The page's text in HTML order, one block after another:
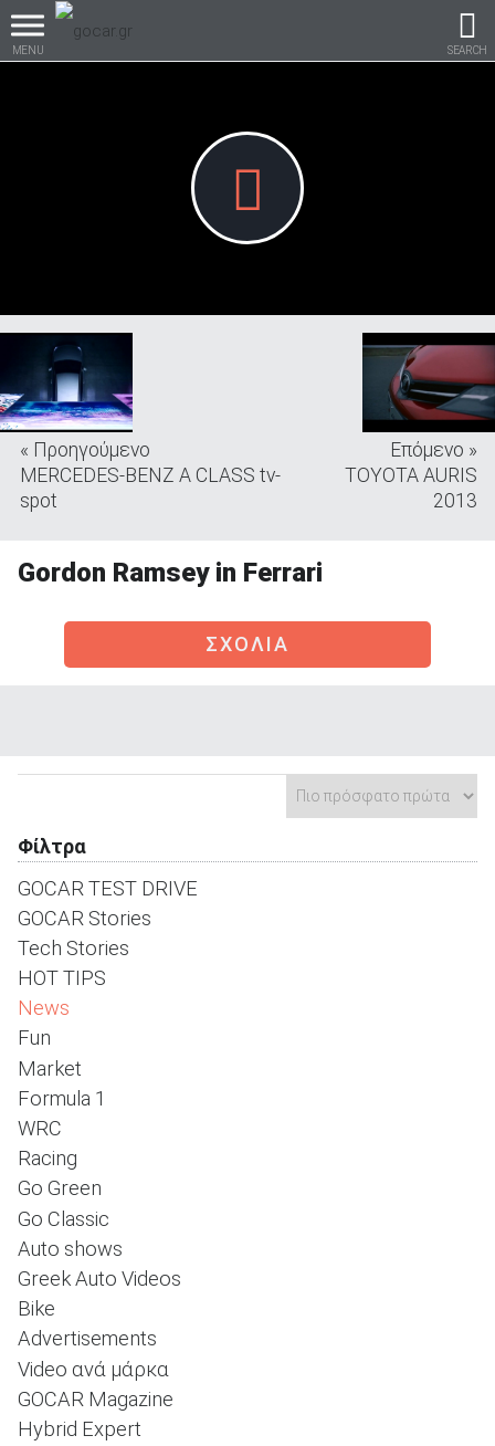
MENU SEARCH
Βρες τα πάντα για το
αυτοκίνητο!
Καινούρια
ΑΝΑΖΗΤΗΣΗ
ΑΝΑΖΗΤΗΣΗ
Επιχειρήσεις
ΑΝΑΖΗΤΗΣΗ
« Προηγούμενο
MERCEDES-BENZ A CLASS tv-
spot
Επόμενο »
TOYOTA AURIS
2013
Gordon Ramsey in Ferrari
ΣΧΟΛΙΑ
Φίλτρα
GOCAR TEST DRIVE
GOCAR Stories
Tech Stories
HOT TIPS
News
Fun
Market
Formula 1
WRC
Racing
Go Green
Go Classic
Auto shows
Greek Auto Videos
Bike
Advertisements
Video ανά μάρκα
GOCAR Magazine
Hybrid Expert